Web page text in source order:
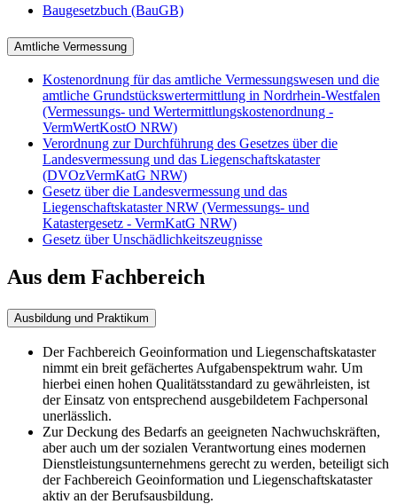
Baugesetzbuch (BauGB)
Amtliche Vermessung
Kostenordnung für das amtliche Vermessungswesen und die
amtliche Grundstückswertermittlung in Nordrhein-Westfalen
(Vermessungs- und Wertermittlungskostenordnung -
VermWertKostO NRW)
Verordnung zur Durchführung des Gesetzes über die
Landesvermessung und das Liegenschaftskataster
(DVOzVermKatG NRW)
Gesetz über die Landesvermessung und das
Liegenschaftskataster NRW (Vermessungs- und
Katastergesetz - VermKatG NRW)
Gesetz über Unschädlichkeitszeugnisse
Aus dem Fachbereich
Ausbildung und Praktikum
Der Fachbereich Geoinformation und Liegenschaftskataster
nimmt ein breit gefächertes Aufgabenspektrum wahr. Um
hierbei einen hohen Qualitätsstandard zu gewährleisten, ist
der Einsatz von entsprechend ausgebildetem Fachpersonal
unerlässlich.
Zur Deckung des Bedarfs an geeigneten Nachwuchskräften,
aber auch um der sozialen Verantwortung eines modernen
Dienstleistungsunternehmens gerecht zu werden, beteiligt sich
der Fachbereich Geoinformation und Liegenschaftskataster
aktiv an der Berufsausbildung.